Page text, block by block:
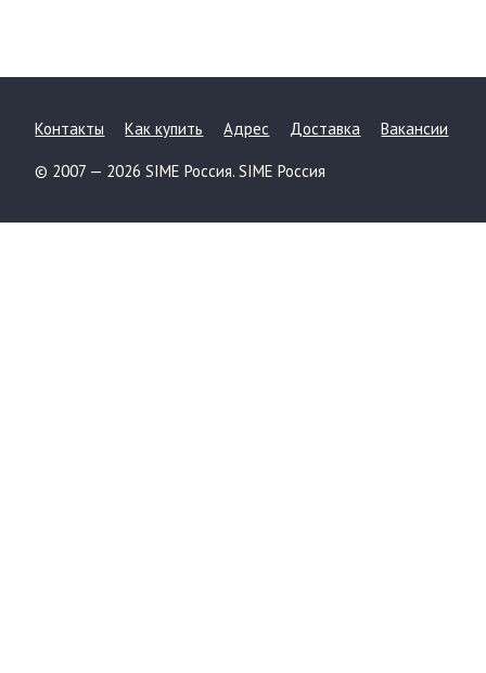
Контакты Как купить Адрес Доставка Вакансии
© 2007 — 2026 SIME Россия. SIME Россия